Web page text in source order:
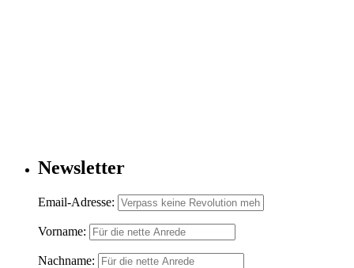
Newsletter
Email-Adresse:
Vorname:
Nachname: